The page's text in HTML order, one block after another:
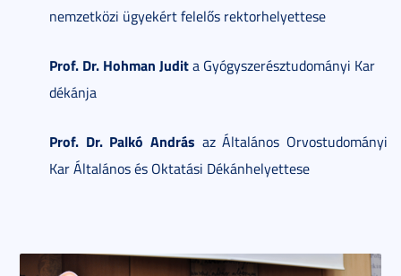
nemzetközi ügyekért felelős rektorhelyettese
Prof. Dr. Hohman Judita Gyógyszerésztudományi Kar
dékánja
Prof. Dr. Palkó András az Általános Orvostudományi
Kar Általános és Oktatási Dékánhelyettese